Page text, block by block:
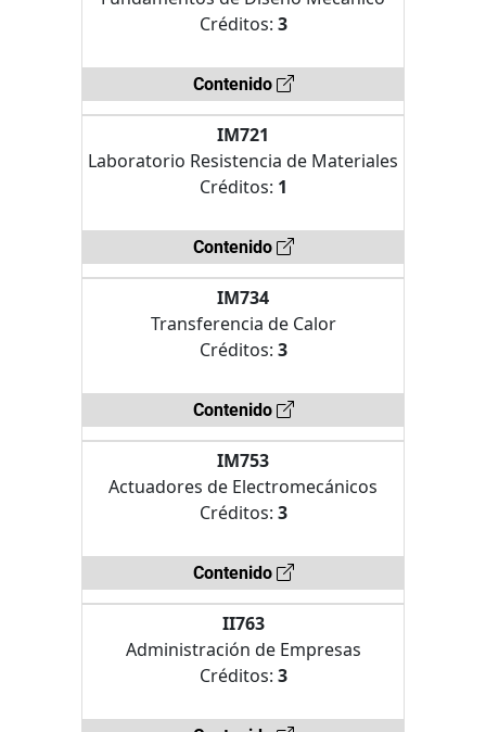
Créditos: 3
Contenido
IM721
Laboratorio Resistencia de Materiales
Créditos: 1
Contenido
IM734
Transferencia de Calor
Créditos: 3
Contenido
IM753
Actuadores de Electromecánicos
Créditos: 3
Contenido
II763
Administración de Empresas
Créditos: 3